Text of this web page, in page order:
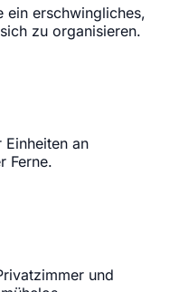
ein erschwingliches,
zu organisieren.
an
Ferne.
und